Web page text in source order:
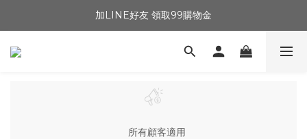
加LINE好友 領取99購物金
所有顧客適用